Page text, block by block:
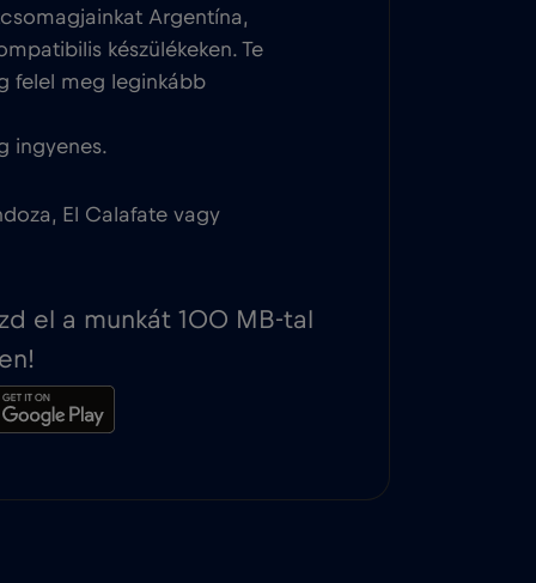
Argentína,
készülékeken. Te
felel meg leginkább
ingyenes.
El Calafate vagy
el a munkát 100 MB-tal